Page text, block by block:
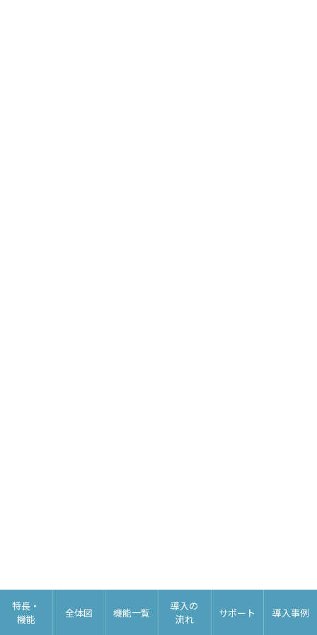
特長・
機能
全体図 機能一覧
導入の
流れ
サポート 導入事例